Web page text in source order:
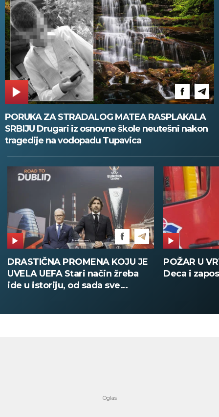
PORUKA ZA STRADALOG MATEA RASPLAKALA
SRBIJU Drugari iz osnovne škole neutešni nakon
tragedije na vodopadu Tupavica
DRASTIČNA PROMENA KOJU JE
UVELA UEFA Stari način žreba
ide u istoriju, od sada sve
POŽAR U
Deca i